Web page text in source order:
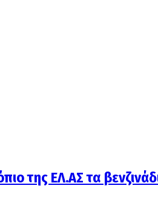
της ΕΛ.ΑΣ τα